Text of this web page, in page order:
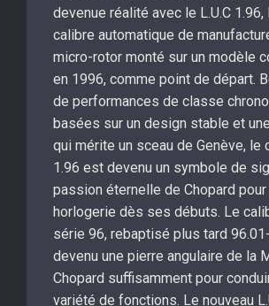
devenue réalité avec le L.U.C
calibre automatique de
micro-rotor monté sur un modèle
en 1996, comme point de départ.
de performances de classe
basées sur un design stable et
qui mérite un sceau de Genève, le
1.96 est devenu un symbole de
passion éternelle de Chopard pour
horlogerie dès ses débuts. Le
série 96, rebaptisé plus tard
devenu une pierre angulaire de la
Chopard suffisamment pour
variété de fonctions. Le nouveau